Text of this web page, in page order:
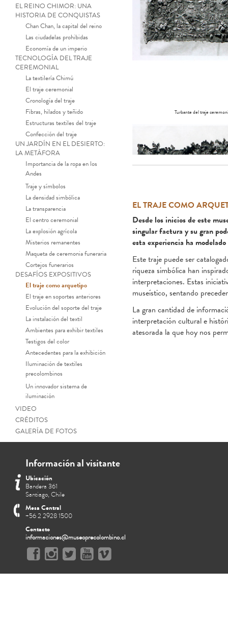
EL REINO CHIMOR: UNA
HISTORIA DE CONQUISTAS
Chan Chan, la capital del reino
Las ciudadelas prohibidas
Economía de un imperio
TECNOLOGÍA DEL TRAJE
CEREMONIAL
La textilería Chimú
El traje ceremonial
Cronología del traje
Fibras, hilados y teñido
Estructuras textiles del traje
Confección del traje
UN JARDÍN EN EL DESIERTO:
LA METÁFORA
Importancia de la ropa en los
Andes
Traje y símbolos
La densidad simbólica
La transparencia
El centro ceremonial
La explosión agrícola
Misterios remanentes
Maqueta de ceremonia funeraria
Cortejos funerarios
DESAFÍOS EXPOSITIVOS
El traje como arquetipo
El traje en soportes anteriores
Evolución del soporte del traje
La instalación del textil
Ambientes para exhibir textiles
Testigos del color
Antecedentes para la exhibición
Iluminación de textiles
precolombinos
Un innovador sistema de
iluminación
VIDEO
CRÉDITOS
GALERÍA DE FOTOS
Turbante del traje
EL TRAJE COMO
Desde los inicios de este
singular factura y su gran
esta experiencia ha
Este traje puede ser
riqueza simbólica han
interpretaciones. Estas
museístico, sentando
La gran cantidad de
interpretación cultural e
atesorada la que hoy nos
Información al visitante
Ubicación
Bandera 361
Santiago, Chile
Mesa Central
+56 2 2928 1500
Contacto
informaciones@museoprecolombino.cl